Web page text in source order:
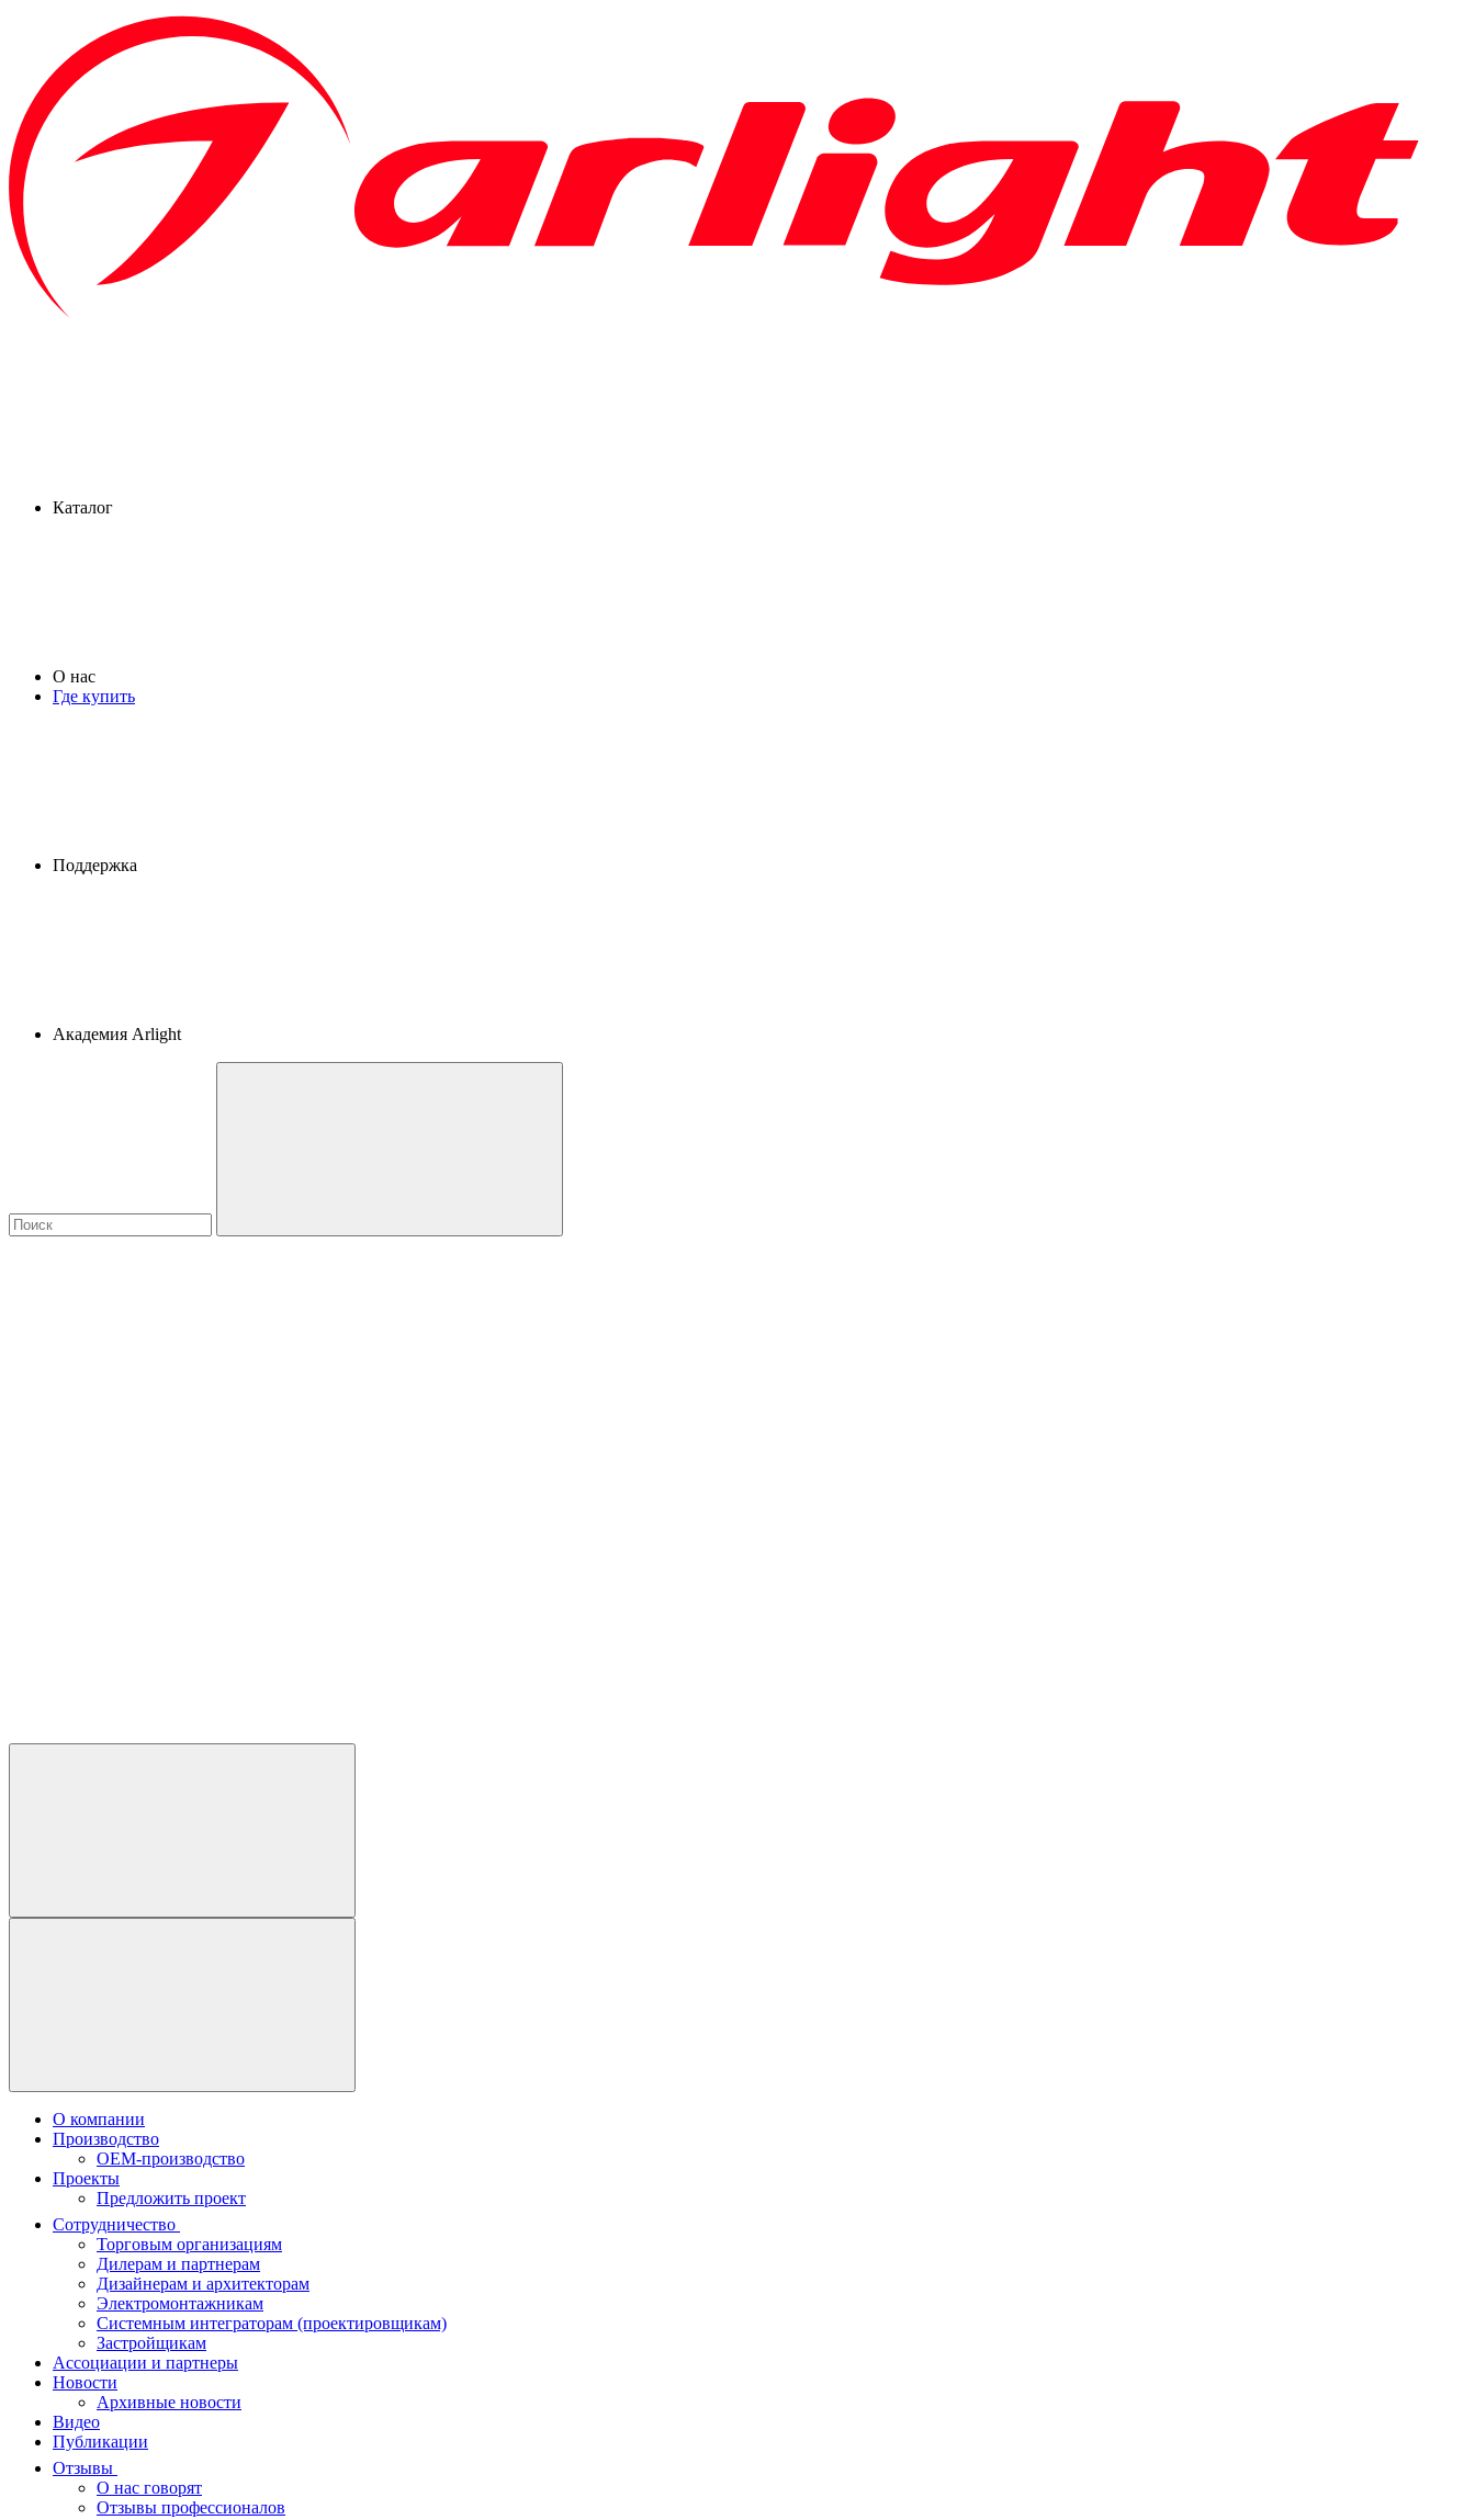
Каталог
О нас
Где купить
Поддержка
Академия Arlight
О компании
Производство
OEM-производство
Проекты
Предложить проект
Сотрудничество
Торговым организациям
Дилерам и партнерам
Дизайнерам и архитекторам
Электромонтажникам
Системным интеграторам (проектировщикам)
Застройщикам
Ассоциации и партнеры
Новости
Архивные новости
Видео
Публикации
Отзывы
О нас говорят
Отзывы профессионалов